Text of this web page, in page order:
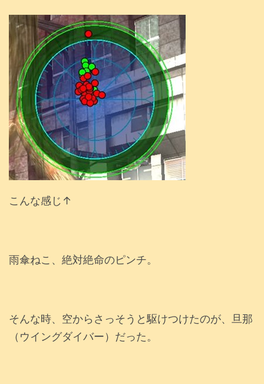
こんな感じ↑
雨傘ねこ、絶対絶命のピンチ。
そんな時、空からさっそうと駆けつけたのが、旦那
（ウイングダイバー）だった。